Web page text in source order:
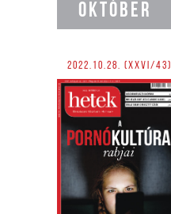
OKTÓBER
2022.10.28. (XXVI/43)